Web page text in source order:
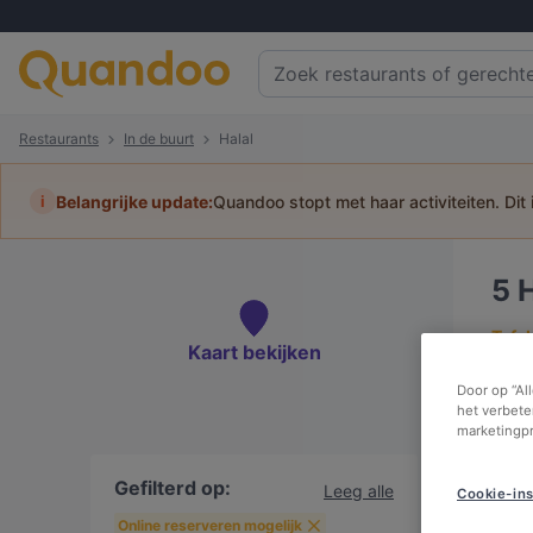
Restaurants In de buurt Halal
i Belangrijke update:Quandoo stopt met haar activiteiten.
Kaart bekijken
Gefilterd op: Leeg alle
Online reserveren mogelijk
5
Door op
het
Cookie-